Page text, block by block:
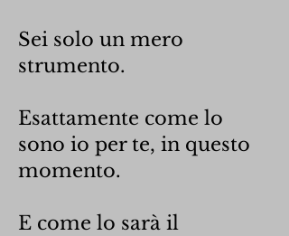
Sei solo un mero
strumento.
Esattamente come lo
sono io per te, in questo
momento.
E come lo sarà il